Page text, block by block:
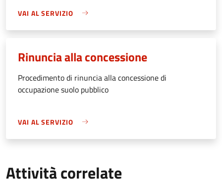
VAI AL SERVIZIO
Rinuncia alla concessione
Procedimento di rinuncia alla concessione di
occupazione suolo pubblico
VAI AL SERVIZIO
Attività correlate